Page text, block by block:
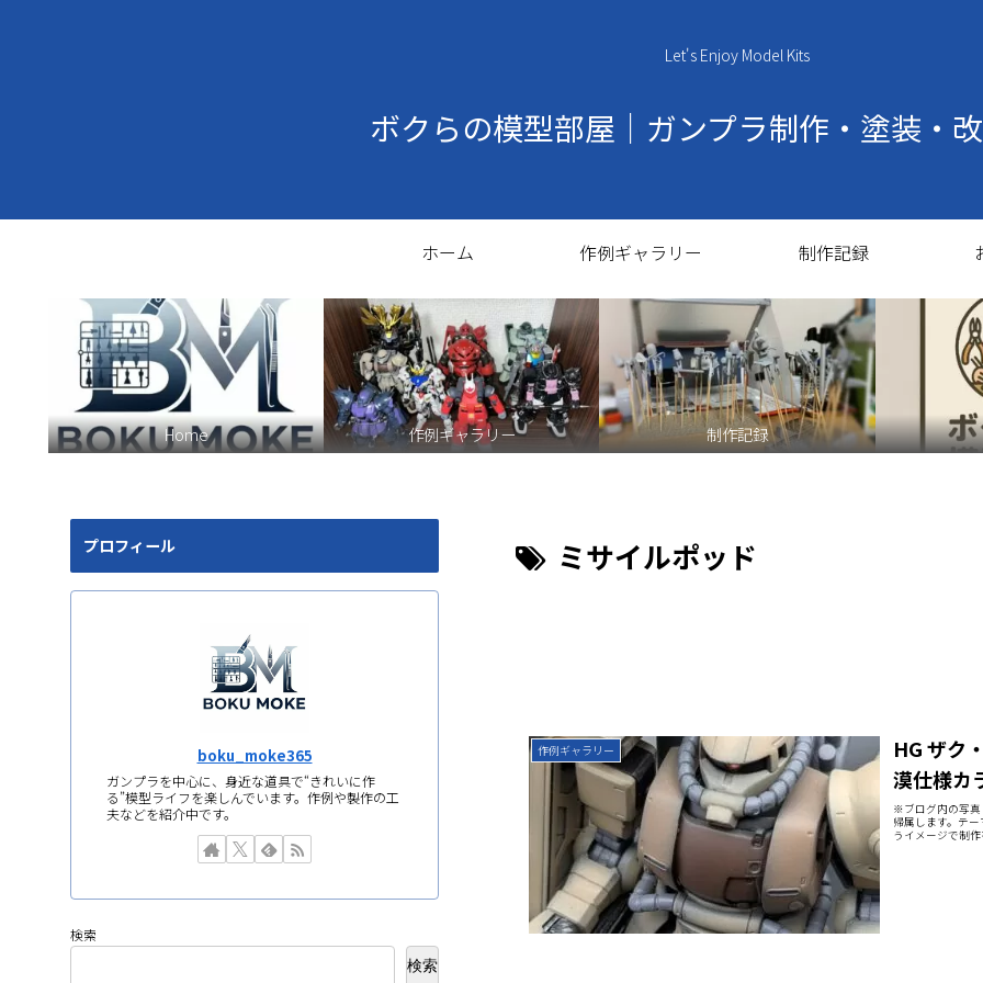
Let's Enjoy Model Kits
ボクらの模型部屋｜ガンプラ制作・塗装・
ホーム 作例ギャラリー 制作記録
Home 作例ギャラリー 制作記録
ミサイルポッド
作例ギャラリー
HG ザク
漠仕様カ
※ブログ内の写真
帰属します。テ
うイメージで制
プロフィール
boku_moke365
ガンプラを中心に、身近な道具で“きれいに作
る”模型ライフを楽しんでいます。作例や製作の工
夫などを紹介中です。
検索
検索